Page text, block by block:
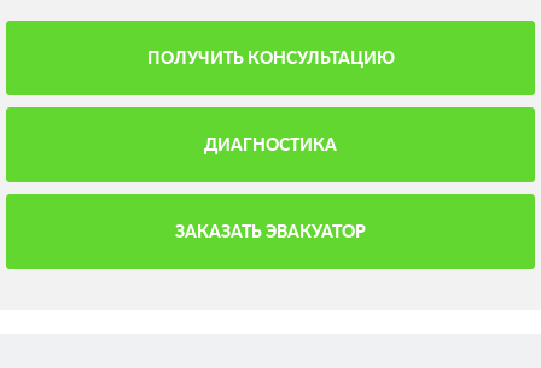
ПОЛУЧИТЬ КОНСУЛЬТАЦИЮ
ДИАГНОСТИКА
ЗАКАЗАТЬ ЭВАКУАТОР